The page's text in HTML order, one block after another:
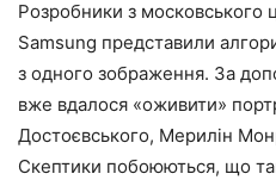
Розробники з московського
Samsung представили
з одного зображення. За
вже вдалося «оживити»
Достоєвського, Мерилін
Скептики побоюються, що